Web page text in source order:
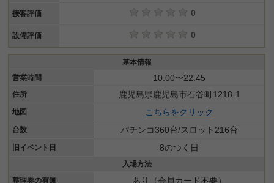
接客評価 0
設備評価 0
基本情報
営業時間
10:00〜22:45
住所 鹿児島県鹿児島市石谷町1218-1
地図 こちらをクリック
台数 パチンコ360台/スロット216台
旧イベント日 8のつく日
入場方法
整理券の有無
あり（会員カード不要）